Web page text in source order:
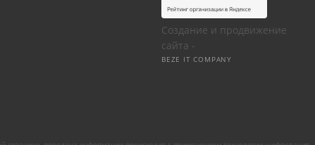
Создание и продвижение
сайта -
BEZE IT COMPANY